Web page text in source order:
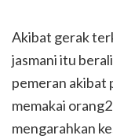
Akibat gerak
jasmani itu
pemeran akibat
memakai
mengarahkan